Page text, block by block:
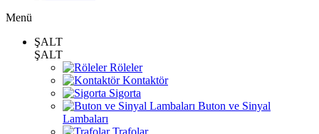
Menü
ŞALT
ŞALT
Röleler
Kontaktör
Sigorta
Buton ve Sinyal
Lambaları
Trafolar